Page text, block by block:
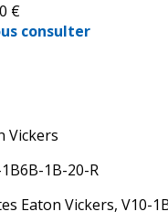
€
consulter
Vickers
1B-20-R
Eaton Vickers, V10-